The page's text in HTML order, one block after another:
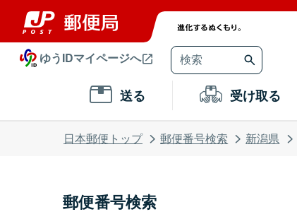
ゆうIDマイページへ
送る 受け取る
日本郵便トップ 郵便番号検索 新潟県
郵便番号検索